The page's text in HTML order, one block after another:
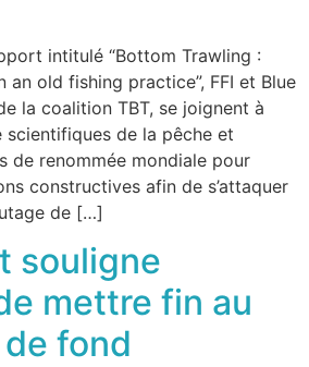
intitulé “Bottom Trawling :
an old fishing practice”, FFI et Blue
la coalition TBT, se joignent à
de la pêche et
de renommée mondiale pour
constructives afin de s’attaquer
de […]
souligne
mettre fin au
fond